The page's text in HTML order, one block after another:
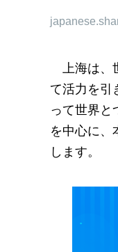
上海は、
て活力を引
って世界と
を中心に、
します。